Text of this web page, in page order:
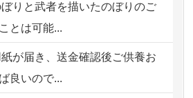
阪府の方からお申込み
奈川の方からお申込み
ていたお人形をきちんと供養
から可愛がってきた七段飾り
ぼりと武者を描いたのぼりのご
とは可能...
が届き、送金確認後ご供養お
良いので...